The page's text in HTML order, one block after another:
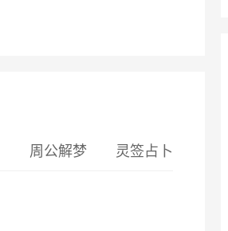
周公解梦 灵签占卜